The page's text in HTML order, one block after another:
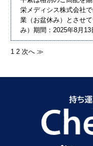
栄メディシス株式会社
業（お盆休み）とさせ
み）期間：2025年8月
投
稿
1 2 次へ ≫